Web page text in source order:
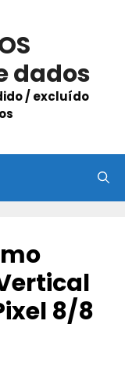
dados
/ excluído
8/8